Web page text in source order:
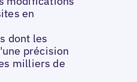
en
dont les
précision
milliers de